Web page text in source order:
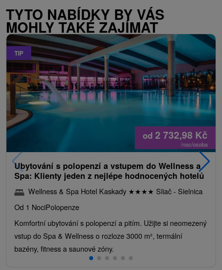
TYTO NABÍDKY BY VÁS
MOHLY TAKÉ ZAJÍMAT
TIP
od 2 732,98 Kč
/noc/osoba
Ubytování s polopenzí a vstupem do Wellness a
Spa: Klienty jeden z nejlépe hodnocených hotelů
Wellness & Spa Hotel Kaskady ★★★★ Sliač - Sielnica
Od 1 NociPolopenze
Komfortní ubytování s polopenzí a pitím. Užijte si neomezený
vstup do Spa & Wellness o rozloze 3000 m², termální
bazény, fitness a saunové zóny.